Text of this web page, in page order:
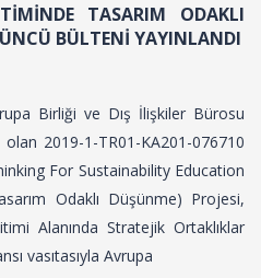
TASARIM ODAKLI
BÜLTENİ YAYINLANDI
Birliği ve Dış İlişkiler Bürosu
2019-1-TR01-KA201-076710
For Sustainability Education
Odaklı Düşünme) Projesi,
Alanında Stratejik Ortaklıklar
vasıtasıyla Avrupa